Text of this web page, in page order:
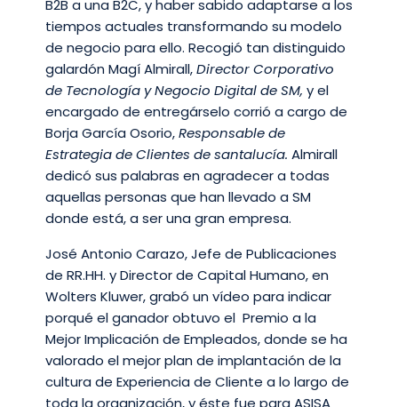
B2B a una B2C, y haber sabido adaptarse a los
tiempos actuales transformando su modelo
de negocio para ello. Recogió tan distinguido
galardón Magí Almirall,Director Corporativo
de Tecnología y Negocio Digital de SM, y el
encargado de entregárselo corrió a cargo de
Borja García Osorio,Responsable de
Estrategia de Clientes de santalucía. Almirall
dedicó sus palabras en agradecer a todas
aquellas personas que han llevado a SM
donde está, a ser una gran empresa.
José Antonio Carazo, Jefe de Publicaciones
de RR.HH. y Director de Capital Humano, en
Wolters Kluwer, grabó un vídeo para indicar
porqué el ganador obtuvo el Premio a la
Mejor Implicación de Empleados, donde se ha
valorado el mejor plan de implantación de la
cultura de Experiencia de Cliente a lo largo de
toda la organización, y éste fue para ASISA